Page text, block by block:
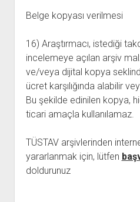
Belge kopyası verilmesi
16) Araştırmacı, istediği
incelemeye açılan arşiv
ve/veya dijital kopya
ücret karşılığında alabilir
Bu şekilde edinilen kopya,
ticari amaçla kullanılamaz.
TÜSTAV arşivlerinden
yararlanmak için, lütfen
doldurunuz